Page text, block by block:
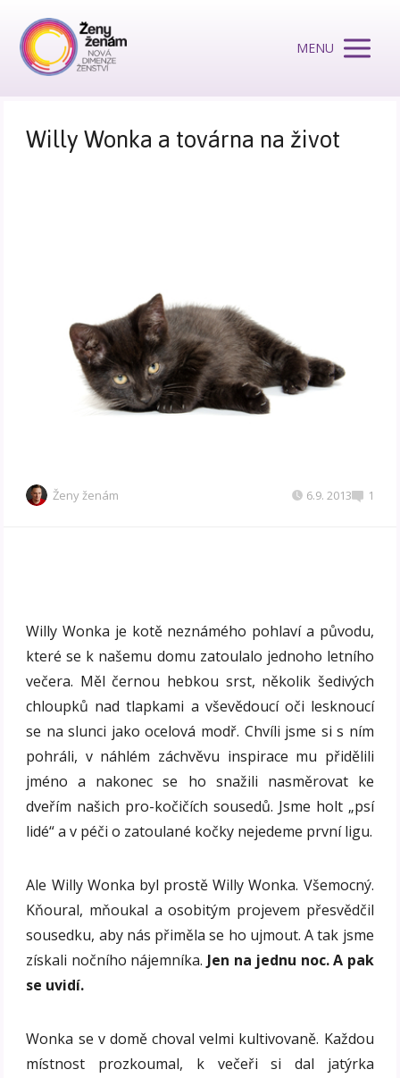
MENU
Willy Wonka a továrna na život
Ženy ženám 6.9. 2013 1
Willy Wonka je kotě neznámého pohlaví a původu,
které se k našemu domu zatoulalo jednoho letního
večera. Měl černou hebkou srst, několik šedivých
chloupků nad tlapkami a vševědoucí oči lesknoucí
se na slunci jako ocelová modř. Chvíli jsme si s ním
pohráli, v náhlém záchvěvu inspirace mu přidělili
jméno a nakonec se ho snažili nasměrovat ke
dveřím našich pro-kočičích sousedů. Jsme holt „psí
lidé“ a v péči o zatoulané kočky nejedeme první ligu.
Ale Willy Wonka byl prostě Willy Wonka. Všemocný.
Kňoural, mňoukal a osobitým projevem přesvědčil
sousedku, aby nás přiměla se ho ujmout. A tak jsme
získali nočního nájemníka. Jen na jednu noc. A pak
se uvidí.
Wonka se v domě choval velmi kultivovaně. Každou
místnost prozkoumal, k večeři si dal jatýrka